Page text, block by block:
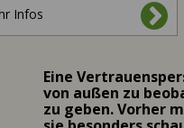
Infos
Eine
von außen zu
zu geben. Vorher